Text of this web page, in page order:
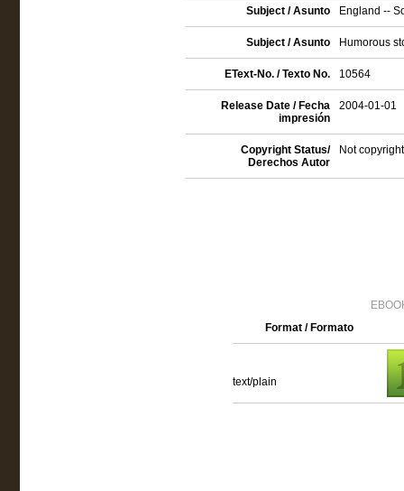
Subject / Asunto England --
Subject / Asunto Humorous
EText-No. / Texto No. 10564
Release Date / Fecha
impresión
2004-01-01
Copyright Status/
Derechos Autor
Not
Format / Formato
text/plain